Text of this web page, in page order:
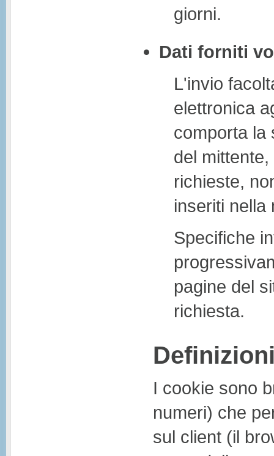
giorni.
Dati forniti
L'invio
elettronica
comporta la
del
richieste,
inseriti nella
Specifiche
pagine del
richiesta.
I cookie sono
numeri) che
sul client (il